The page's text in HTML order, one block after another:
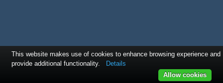
This website makes use of cookies to enhance browsing experience and
provide additional functionality.
Details
Allow cookies